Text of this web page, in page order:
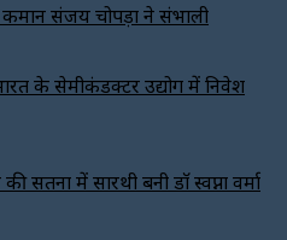
संजय चोपड़ा ने संभाली
के सेमीकंडक्टर उद्योग में निवेश
सतना में सारथी बनी डाॅ स्वप्ना वर्मा